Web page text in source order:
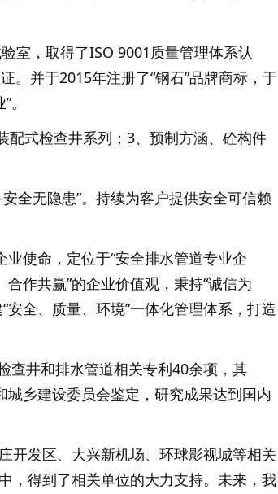
室，取得了ISO 9001质量管理体系认
。并于2015年注册了“钢石”品牌商标，于
配式检查井系列；3、预制方涵、砼构件
全无隐患”。持续为客户提供安全可信赖
使命，定位于“安全排水管道专业企
作共赢”的企业价值观，秉持“诚信为
全、质量、环境”一体化管理体系，打造
查井和排水管道相关专利40余项，其
城乡建设委员会鉴定，研究成果达到国内
开发区、大兴新机场、环球影视城等相关
，得到了相关单位的大力支持。未来，我